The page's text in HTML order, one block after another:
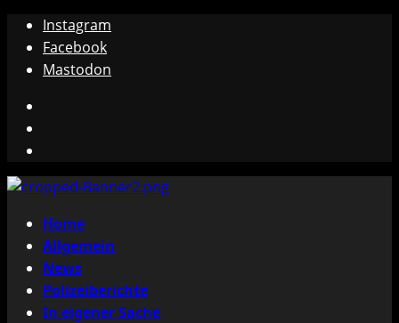
Zum
Inhalt
springen
Instagram
Facebook
Mastodon
Primäres
Menü
Home
Allgemein
News
Polizeiberichte
In eigener Sache